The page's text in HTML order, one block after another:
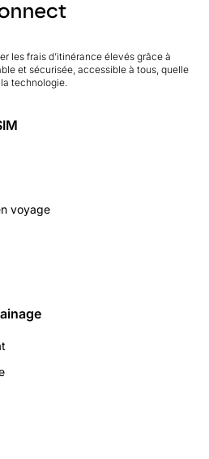
les frais d’itinérance élevés grâce à
et sécurisée, accessible à tous, quelle
technologie.
voyage